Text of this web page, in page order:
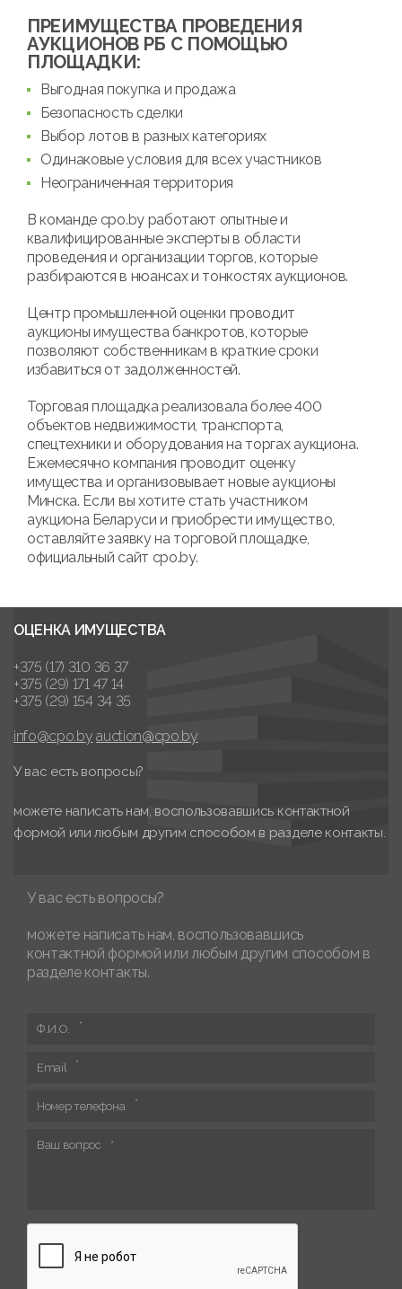
ПРЕИМУЩЕСТВА ПРОВЕДЕНИЯ
АУКЦИОНОВ РБ С ПОМОЩЬЮ
ПЛОЩАДКИ:
Выгодная покупка и продажа
Безопасность сделки
Выбор лотов в разных категориях
Одинаковые условия для всех участников
Неограниченная территория
В команде cpo.by работают опытные и
квалифицированные эксперты в области
проведения и организации торгов, которые
разбираются в нюансах и тонкостях аукционов.
Центр промышленной оценки проводит
аукционы имущества банкротов, которые
позволяют собственникам в краткие сроки
избавиться от задолженностей.
Торговая площадка реализовала более 400
объектов недвижимости, транспорта,
спецтехники и оборудования на торгах аукциона.
Ежемесячно компания проводит оценку
имущества и организовывает новые аукционы
Минска. Если вы хотите стать участником
аукциона Беларуси и приобрести имущество,
оставляйте заявку на торговой площадке,
официальный сайт cpo.by.
ОЦЕНКА ИМУЩЕСТВА
+375 (17) 310 36 37
+375 (29) 171 47 14
+375 (29) 154 34 35
info@cpo.by auction@cpo.by
У вас есть вопросы?
можете написать нам, воспользовавшись контактной
формой или любым другим способом в разделе контакты.
У вас есть вопросы?
можете написать нам, воспользовавшись
контактной формой или любым другим способом в
разделе контакты.
Ф.И.О.
Email
Номер телефона
Ваш вопрос